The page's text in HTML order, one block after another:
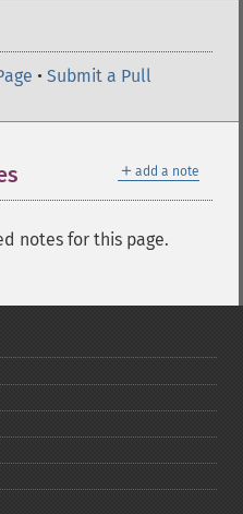
• Submit a Pull
＋ add a note
notes for this page.